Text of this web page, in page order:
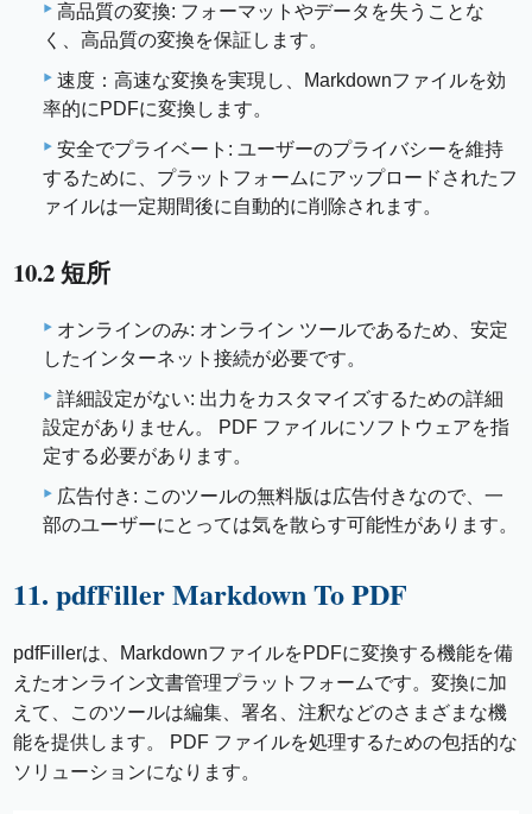
高品質の変換: フォーマットやデータを失うことな
く、高品質の変換を保証します。
速度：高速な変換を実現し、Markdownファイルを効
率的にPDFに変換します。
安全でプライベート: ユーザーのプライバシーを維持
するために、プラットフォームにアップロードされたフ
ァイルは一定期間後に自動的に削除されます。
10.2 短所
オンラインのみ: オンライン ツールであるため、安定
したインターネット接続が必要です。
詳細設定がない: 出力をカスタマイズするための詳細
設定がありません。 PDF ファイルにソフトウェアを指
定する必要があります。
広告付き: このツールの無料版は広告付きなので、一
部のユーザーにとっては気を散らす可能性があります。
11. pdfFiller Markdown To PDF
pdfFillerは、MarkdownファイルをPDFに変換する機能を備
えたオンライン文書管理プラットフォームです。変換に加
えて、このツールは編集、署名、注釈などのさまざまな機
能を提供します。 PDF ファイルを処理するための包括的な
ソリューションになります。